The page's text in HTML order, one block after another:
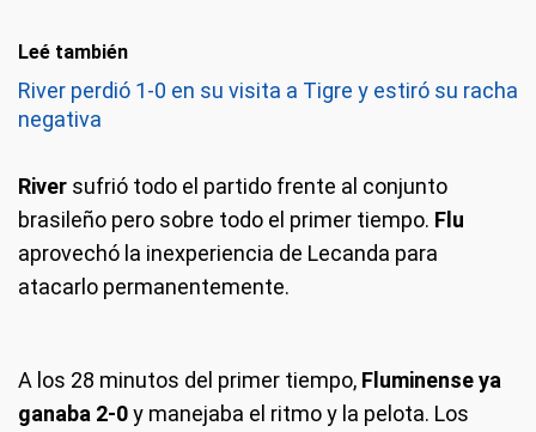
Leé también
River perdió 1-0 en su visita a Tigre y estiró su racha
negativa
River sufrió todo el partido frente al conjunto
brasileño pero sobre todo el primer tiempo. Flu
aprovechó la inexperiencia de Lecanda para
atacarlo permanentemente.
A los 28 minutos del primer tiempo, Fluminense ya
ganaba 2-0y manejaba el ritmo y la pelota. Los